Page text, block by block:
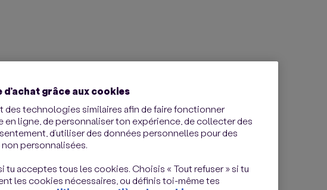
grâce aux cookies
des technologies similaires afin de faire fonctionner
ligne, de personnaliser ton expérience, de collecter des
d’utiliser des données personnelles pour des
personnalisées.
tu acceptes tous les cookies. Choisis « Tout refuser » si tu
les cookies nécessaires, ou définis toi-même tes